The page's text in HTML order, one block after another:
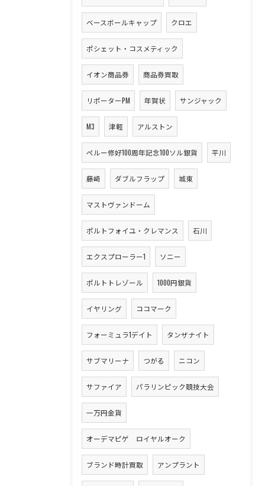
ベースボールキャップ クロエ
ポシェット・コスメティック
イオン商品券 商品券買取
リポーターPM 年賀状 サンジャック
M3 津軽 アルストン
ペルー修好100周年記念100ソル銀貨 平川
藤崎 ダブルフラップ 城東
マストヴァンドーム
ポルトフォイユ・クレマンス 石川
エクスプローラー1 ソニー
ポルトトレゾール 1000円銀貨
イヤリング ココマーク
フォーミュラ1デイト タンザナイト
サブマリーナ つがる ニコン
サファイア パラリンピック競技大会
一万円金貨
オーデマピゲ ロイヤルオーク
ブランド時計買取 アンプラント